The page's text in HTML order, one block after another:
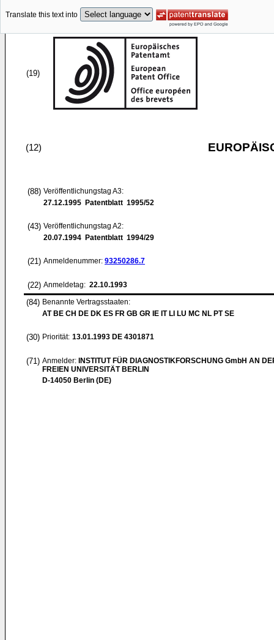
Translate this text into
(19)
(12)
(88) Veröffentlichungstag A3:
27.12.1995 Patentblatt 1995/52
(43) Veröffentlichungstag A2:
20.07.1994 Patentblatt 1994/29
(21) Anmeldenummer: 93250286.7
(22) Anmeldetag: 22.10.1993
(84) Benannte Vertragsstaaten:
AT BE CH DE DK ES FR GB GR IE IT LI LU MC NL PT SE
(30) Priorität: 13.01.1993 DE 4301871
(71) Anmelder: INSTITUT FÜR DIAGNOSTIKFORSCHUNG GmbH AN
FREIEN UNIVERSITÄT BERLIN
D-14050 Berlin (DE)